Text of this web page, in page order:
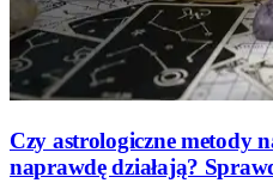
Czy astrologiczne metody
naprawdę działają?